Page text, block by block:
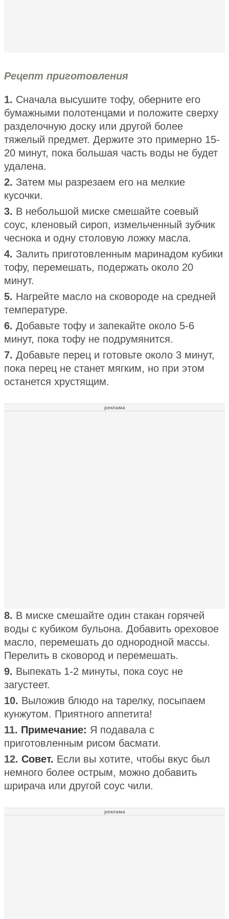
Рецепт приготовления
1. Сначала высушите тофу, оберните его
бумажными полотенцами и положите сверху
разделочную доску или другой более
тяжелый предмет. Держите это примерно 15-
20 минут, пока большая часть воды не будет
удалена.
2. Затем мы разрезаем его на мелкие
кусочки.
3. В небольшой миске смешайте соевый
соус, кленовый сироп, измельченный зубчик
чеснока и одну столовую ложку масла.
4. Залить приготовленным маринадом кубики
тофу, перемешать, подержать около 20
минут.
5. Нагрейте масло на сковороде на средней
температуре.
6. Добавьте тофу и запекайте около 5-6
минут, пока тофу не подрумянится.
7. Добавьте перец и готовьте около 3 минут,
пока перец не станет мягким, но при этом
останется хрустящим.
реклама
8. В миске смешайте один стакан горячей
воды с кубиком бульона. Добавить ореховое
масло, перемешать до однородной массы.
Перелить в сковород и перемешать.
9. Выпекать 1-2 минуты, пока соус не
загустеет.
10. Выложив блюдо на тарелку, посыпаем
кунжутом. Приятного аппетита!
11. Примечание: Я подавала с
приготовленным рисом басмати.
12. Совет. Если вы хотите, чтобы вкус был
немного более острым, можно добавить
шрирача или другой соус чили.
реклама